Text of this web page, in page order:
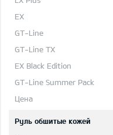
Руль обшитые кожей